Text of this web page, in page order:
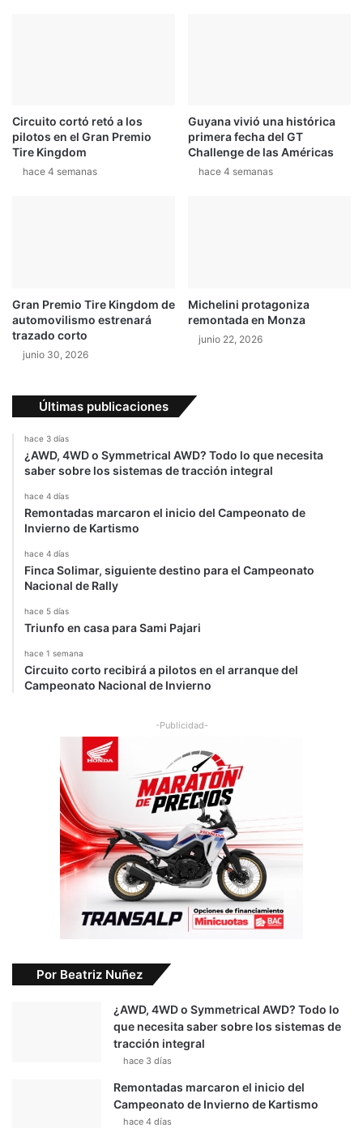
Circuito cortó retó a los
pilotos en el Gran Premio
Tire Kingdom
hace 4 semanas
Guyana vivió una histórica
primera fecha del GT
Challenge de las Américas
hace 4 semanas
Gran Premio Tire Kingdom de
automovilismo estrenará
trazado corto
junio 30, 2026
Michelini protagoniza
remontada en Monza
junio 22, 2026
Últimas publicaciones
hace 3 días
¿AWD, 4WD o Symmetrical AWD? Todo lo que necesita
saber sobre los sistemas de tracción integral
hace 4 días
Remontadas marcaron el inicio del Campeonato de
Invierno de Kartismo
hace 4 días
Finca Solimar, siguiente destino para el Campeonato
Nacional de Rally
hace 5 días
Triunfo en casa para Sami Pajari
hace 1 semana
Circuito corto recibirá a pilotos en el arranque del
Campeonato Nacional de Invierno
-Publicidad-
Por Beatriz Nuñez
¿AWD, 4WD o Symmetrical AWD? Todo lo
que necesita saber sobre los sistemas de
tracción integral
hace 3 días
Remontadas marcaron el inicio del
Campeonato de Invierno de Kartismo
hace 4 días